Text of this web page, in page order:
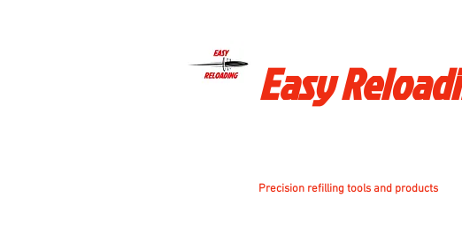
Easy
Precision refilling tools and products